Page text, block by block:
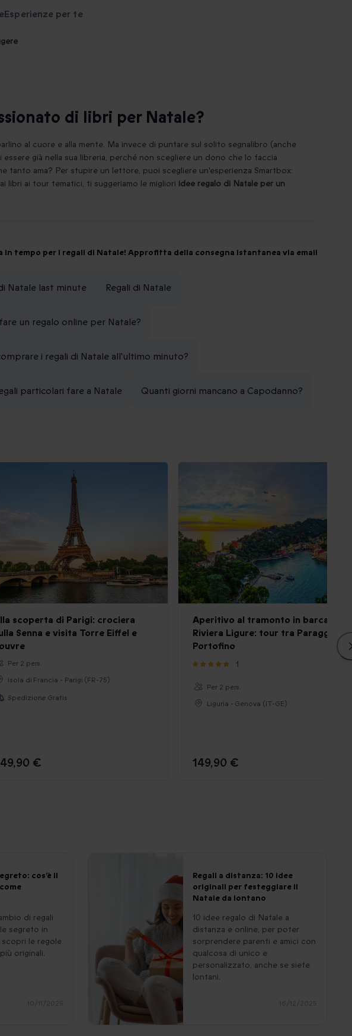
Esperienze per te
di libri per Natale?
al cuore e alla mente. Ma invece di puntare sul solito segnalibro (anche
già nella sua libreria, perché non scegliere un dono che lo faccia
tanto ama? Per stupire un lettore, puoi scegliere un'esperienza Smartbox:
libri ai tour tematici, ti suggeriamo le migliori idee regalo di Natale per un
in tempo per i regali di Natale! Approfitta della consegna istantanea via email
Natale last minute Regali di Natale
un regalo online per Natale?
i regali di Natale all'ultimo minuto?
particolari fare a Natale Quanti giorni mancano a Capodanno?
scoperta di Parigi: crociera
Senna e visita Torre Eiffel e
Per 2 pers.
Isola di Francia - Parigi (FR-75)
Spedizione Gratis
€
Aperitivo al tramonto in barca sulla
Riviera Ligure: tour tra Paraggi e
Portofino
1
Per 2 pers.
Liguria - Genova (IT-GE)
149,90 €
cos’è il
di regali
segreto in
le regole
originali.
10/11/2025
Regali a distanza: 10 idee
originali per festeggiare il
Natale da lontano
10 idee regalo di Natale a
distanza e online, per poter
sorprendere parenti e amici con
qualcosa di unico e
personalizzato, anche se siete
lontani.
16/12/2025